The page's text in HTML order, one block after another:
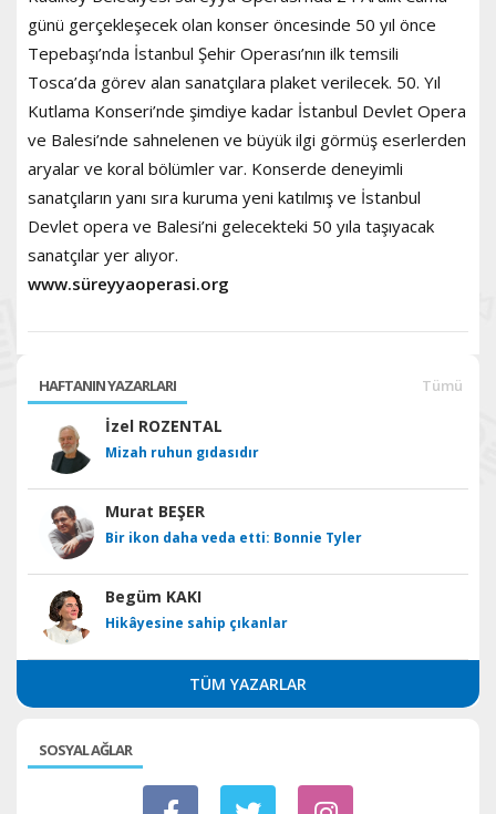
günü gerçekleşecek olan konser öncesinde 50 yıl önce
Tepebaşı’nda İstanbul Şehir Operası’nın ilk temsili
Tosca’da görev alan sanatçılara plaket verilecek. 50. Yıl
Kutlama Konseri’nde şimdiye kadar İstanbul Devlet Opera
ve Balesi’nde sahnelenen ve büyük ilgi görmüş eserlerden
aryalar ve koral bölümler var. Konserde deneyimli
sanatçıların yanı sıra kuruma yeni katılmış ve İstanbul
Devlet opera ve Balesi’ni gelecekteki 50 yıla taşıyacak
sanatçılar yer alıyor.
www.süreyyaoperasi.org
HAFTANIN YAZARLARI Tümü
İzel ROZENTAL
Mizah ruhun gıdasıdır
Murat BEŞER
Bir ikon daha veda etti: Bonnie Tyler
Begüm KAKI
Hikâyesine sahip çıkanlar
TÜM YAZARLAR
SOSYAL AĞLAR